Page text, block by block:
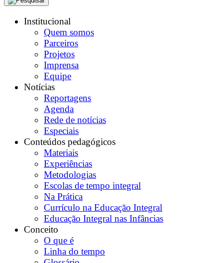
Institucional
Quem somos
Parceiros
Projetos
Imprensa
Equipe
Notícias
Reportagens
Agenda
Rede de notícias
Especiais
Conteúdos pedagógicos
Materiais
Experiências
Metodologias
Escolas de tempo integral
Na Prática
Currículo na Educação Integral
Educação Integral nas Infâncias
Conceito
O que é
Linha do tempo